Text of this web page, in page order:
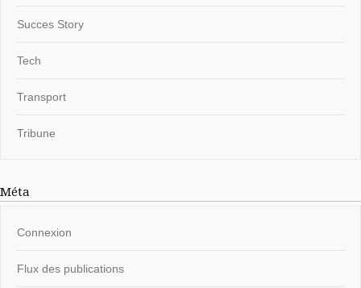
Succes Story
Tech
Transport
Tribune
Méta
Connexion
Flux des publications